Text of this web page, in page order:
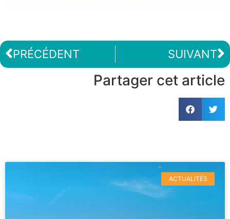
PRÉCÉDENT SUIVANT
Partager cet article
ACTUALITÉS